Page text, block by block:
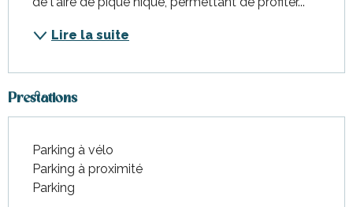
Lire la suite
Prestations
Parking à vélo
Parking à proximité
Parking